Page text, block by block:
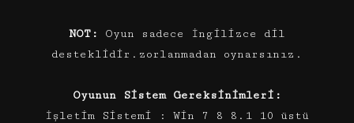
NOT:
Oyun sadece İngilizce dil
desteklidir.zorlanmadan oynarsınız.
Oyunun Sistem Gereksinimleri:
İşletim Sistemi : Win 7 8 8.1 10 üstü